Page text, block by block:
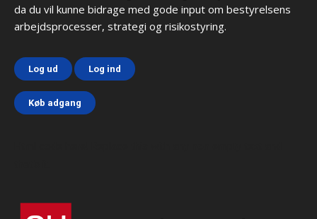
da du vil kunne bidrage med gode input om bestyrelsens
arbejdsprocesser, strategi og risikostyring.
Log ud Log ind
Køb adgang